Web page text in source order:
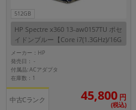
512GB
HP Spectre x360 13-aw0157TU ポセ
イドンブルー【Core i7(1.3GHz)/16G
B/512GB SSD/Win11Home】
メーカー：HP
発売日：-
付属品: ACアダプタ
在庫数：1
中古Cランク 45,800 円
(税込)
モニタサイズ
価格